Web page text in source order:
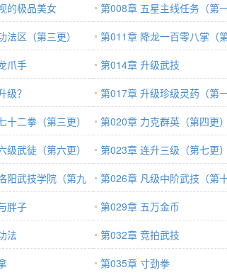
的极品美女
第008章 五星主线任务（第一
法区（第三更）
第011章 降龙一百零八掌（
更）
爪手
第014章 升级武技
级？
第017章 升级珍级灵药（第一
十二拳（第三更） 第020章 力克群英（第四更）
级武徒（第六更） 第023章 连升三级（第七更）
阳武技学院（第九
第026章 凡级中阶武技（第十
胖子
第029章 五万金币
法
第032章 竞拍武技
第035章 寸劲拳